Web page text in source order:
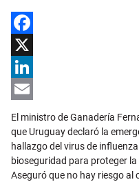
Facebook
X
LinkedIn
Email
El ministro de Ganadería
que Uruguay declaró la
hallazgo del virus de
bioseguridad para proteger
Aseguró que no hay riesgo al